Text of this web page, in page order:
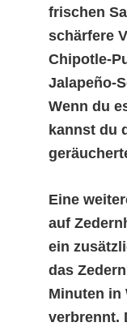
frischen
schärfere
Chipotle-
Jalapeño-
Wenn du
kannst du
Eine
auf
ein
das
Minuten in
verbrennt.